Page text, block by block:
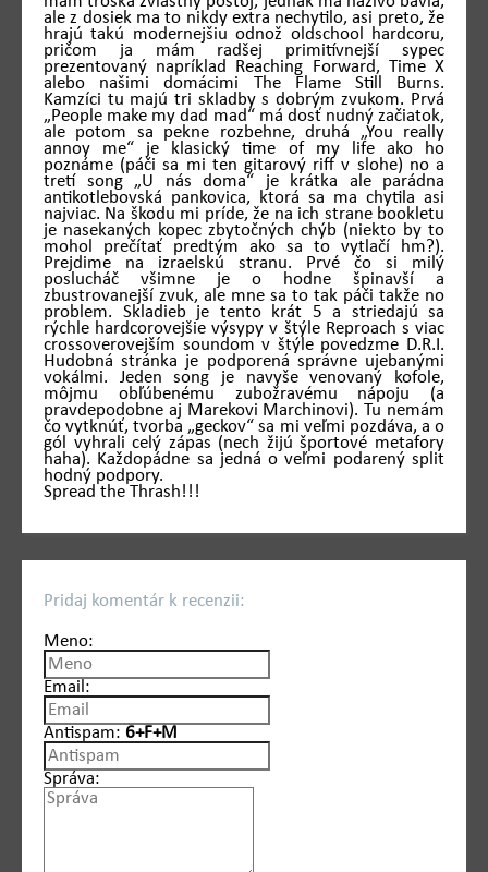
ale z dosiek ma to nikdy extra nechytilo, asi preto, že
hrajú takú modernejšiu odnož oldschool hardcoru,
pričom ja mám radšej primitívnejší sypec
prezentovaný napríklad Reaching Forward, Time X
alebo našimi domácimi The Flame Still Burns.
Kamzíci tu majú tri skladby s dobrým zvukom. Prvá
„People make my dad mad“ má dosť nudný začiatok,
ale potom sa pekne rozbehne, druhá „You really
annoy me“ je klasický time of my life ako ho
poznáme (páči sa mi ten gitarový riff v slohe) no a
tretí song „U nás doma“ je krátka ale parádna
antikotlebovská pankovica, ktorá sa ma chytila asi
najviac. Na škodu mi príde, že na ich strane bookletu
je nasekaných kopec zbytočných chýb (niekto by to
mohol prečítať predtým ako sa to vytlačí hm?).
Prejdime na izraelskú stranu. Prvé čo si milý
poslucháč všimne je o hodne špinavší a
zbustrovanejší zvuk, ale mne sa to tak páči takže no
problem. Skladieb je tento krát 5 a striedajú sa
rýchle hardcorovejšie výsypy v štýle Reproach s viac
crossoverovejším soundom v štýle povedzme D.R.I.
Hudobná stránka je podporená správne ujebanými
vokálmi. Jeden song je navyše venovaný kofole,
môjmu obľúbenému zubožravému nápoju (a
pravdepodobne aj Marekovi Marchinovi). Tu nemám
čo vytknúť, tvorba „geckov“ sa mi veľmi pozdáva, a o
gól vyhrali celý zápas (nech žijú športové metafory
haha). Každopádne sa jedná o veľmi podarený split
hodný podpory.
Spread the Thrash!!!
Pridaj komentár k recenzii:
Meno:
Email:
Antispam: 6+F+M
Správa: